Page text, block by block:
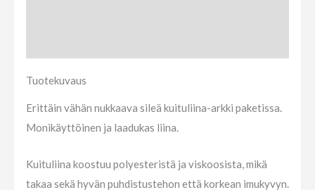
Tuotekuvaus
Erittäin vähän nukkaava sileä kuituliina-arkki paketissa.
Monikäyttöinen ja laadukas liina.
Kuituliina koostuu polyesteristä ja viskoosista, mikä
takaa sekä hyvän puhdistustehon että korkean imukyvyn.